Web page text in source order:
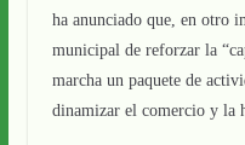
ha anunciado que, en otro
municipal de reforzar la
marcha un paquete de
dinamizar el comercio y la